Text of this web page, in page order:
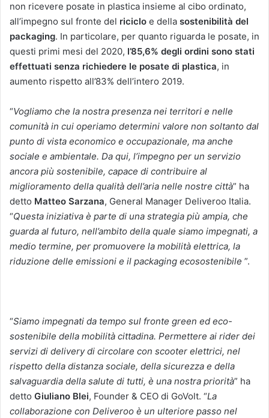
non ricevere posate in plastica insieme al cibo ordinato,
all’impegno sul fronte del riciclo e della sostenibilità del
packaging. In particolare, per quanto riguarda le posate, in
questi primi mesi del 2020, l’85,6% degli ordini sono stati
effettuati senza richiedere le posate di plastica, in
aumento rispetto all’83% dell’intero 2019.
“Vogliamo che la nostra presenza nei territori e nelle
comunità in cui operiamo determini valore non soltanto dal
punto di vista economico e occupazionale, ma anche
sociale e ambientale. Da qui, l’impegno per un servizio
ancora più sostenibile, capace di contribuire al
miglioramento della qualità dell’aria nelle nostre città” ha
detto Matteo Sarzana, General Manager Deliveroo Italia.
“Questa iniziativa è parte di una strategia più ampia, che
guarda al futuro, nell’ambito della quale siamo impegnati, a
medio termine, per promuovere la mobilità elettrica, la
riduzione delle emissioni e il packaging ecosostenibile ”.
“Siamo impegnati da tempo sul fronte green ed eco-
sostenibile della mobilità cittadina. Permettere ai rider dei
servizi di delivery di circolare con scooter elettrici, nel
rispetto della distanza sociale, della sicurezza e della
salvaguardia della salute di tutti, è una nostra priorità” ha
detto Giuliano Blei, Founder & CEO di GoVolt. “La
collaborazione con Deliveroo è un ulteriore passo nel